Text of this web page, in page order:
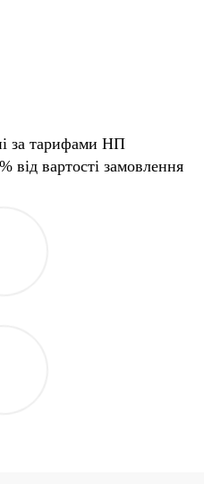
за тарифами НП
від вартості замовлення